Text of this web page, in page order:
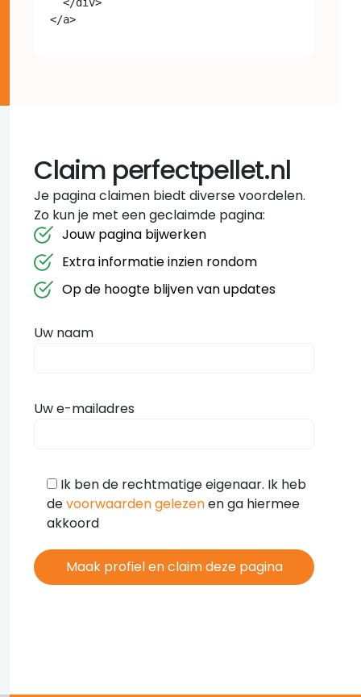
Claim perfectpellet.nl
Je pagina claimen biedt diverse voordelen.
Zo kun je met een geclaimde pagina:
Jouw pagina bijwerken
Extra informatie inzien rondom
Op de hoogte blijven van updates
Uw naam
Uw e-mailadres
Ik ben de rechtmatige eigenaar. Ik heb
devoorwaarden gelezenen ga hiermee
akkoord